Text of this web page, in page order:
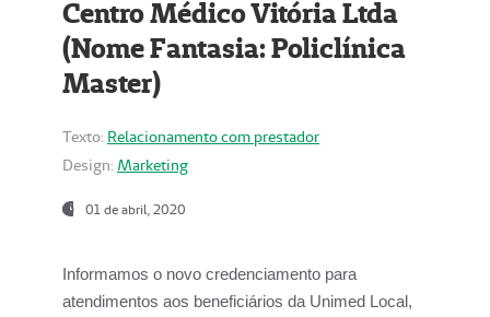
Centro Médico Vitória Ltda
(Nome Fantasia: Policlínica
Master)
Texto: Relacionamento com prestador
Design: Marketing
01 de abril, 2020
Informamos o novo credenciamento para
atendimentos aos beneficiários da Unimed Local,